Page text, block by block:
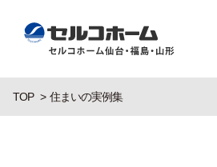
TOP 住まいの実例集